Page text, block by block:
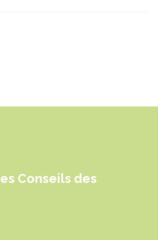
Conseils des